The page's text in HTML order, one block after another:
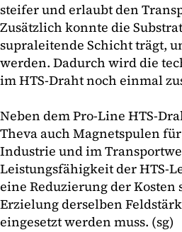
steifer und erlaubt den
Zusätzlich konnte die
supraleitende Schicht trägt,
werden. Dadurch wird die
im HTS-Draht noch einmal
Neben dem Pro-Line HTS-
Theva auch Magnetspulen
Industrie und im
Leistungsfähigkeit der HTS-
eine Reduzierung der Kosten
Erzielung derselben
eingesetzt werden muss. (sg)